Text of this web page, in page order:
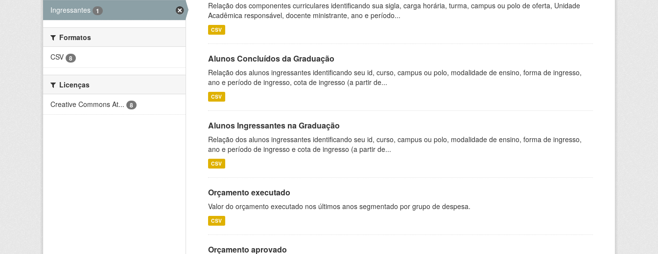
Ingressantes 1
Formatos
CSV
8
Licenças
Creative Commons At...
8
Relação dos componentes curriculares identificando sua sigla, carga horária, turma, campus ou polo de oferta, Unidade
Acadêmica responsável, docente ministrante, ano e período...
CSV
Alunos Concluídos da Graduação
Relação dos alunos ingressantes identificando seu id, curso, campus ou polo, modalidade de ensino, forma de ingresso,
ano e período de ingresso, cota de ingresso (a partir de...
CSV
Alunos Ingressantes na Graduação
Relação dos alunos ingressantes identificando seu id, curso, campus ou polo, modalidade de ensino, forma de ingresso,
ano e período de ingresso e cota de ingresso (a partir de...
CSV
Orçamento executado
Valor do orçamento executado nos últimos anos segmentado por grupo de despesa.
CSV
Orçamento aprovado